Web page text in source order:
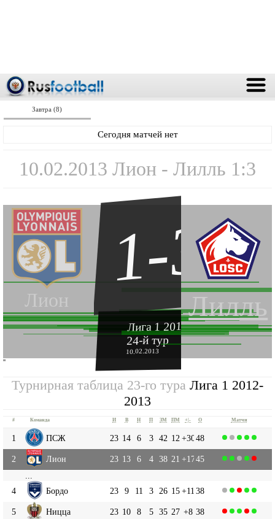
Завтра (8)
Сегодня матчей нет
10.02.2013 Лион - Лилль 1:3
Лион Лилль
1-3
Лига 1 2012-2013
24-й тур
10.02.2013
''
Турнирная таблица 23-го тура Лига 1 2012-
2013
# Команда И В Н П ЗМ ПМ +|- О Матчи
1 ПСЖ 23 14 6 3 42 12 +3048
2 Лион 23 13 6 4 38 21 +1745
4
Бордо 23 9 11 3 26 15+11 38
5 Ницца 23 10 8 5 35 27 +8 38